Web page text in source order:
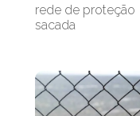
rede de proteção
sacada